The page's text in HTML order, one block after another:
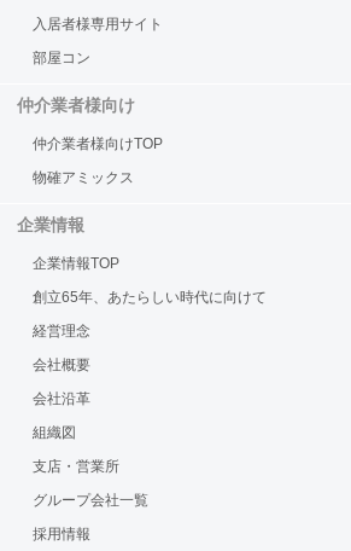
入居者様専用サイト
部屋コン
仲介業者様向け
仲介業者様向けTOP
物確アミックス
企業情報
企業情報TOP
創立65年、あたらしい時代に向けて
経営理念
会社概要
会社沿革
組織図
支店・営業所
グループ会社一覧
採用情報